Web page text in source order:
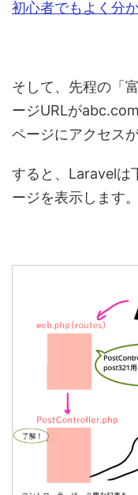
初心者でもよく分
そして、先程の「
ージURLが
ページにアクセス
すると、Laravelは
ージを表示します。